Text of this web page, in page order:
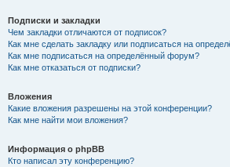
Подписки и закладки
Чем закладки отличаются от подписок?
Как мне сделать закладку или подписаться на
Как мне подписаться на определённый форум?
Как мне отказаться от подписки?
Вложения
Какие вложения разрешены на этой конференции?
Как мне найти мои вложения?
Информация о phpBB
Кто написал эту конференцию?